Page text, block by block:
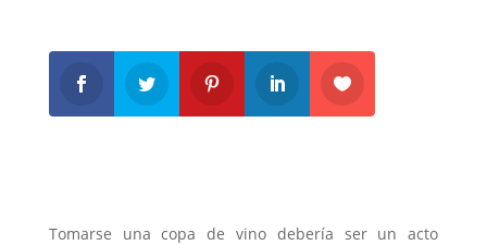
Tomarse una copa de vino debería ser un acto